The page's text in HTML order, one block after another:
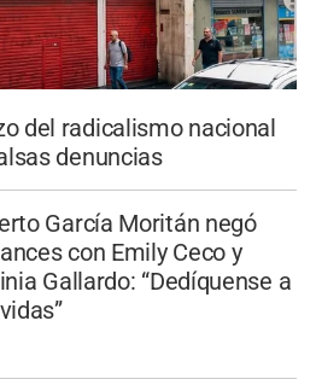
del radicalismo nacional
denuncias
García Moritán negó
con Emily Ceco y
Gallardo: “Dedíquense a